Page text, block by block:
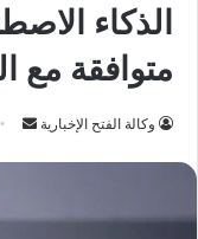
متوافقة مع
وكالة الفتح الإخبارية
أرسل